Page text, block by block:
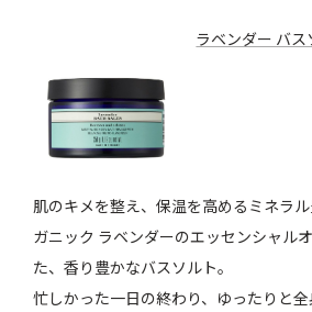
ラベンダー バ
肌のキメを整え、保温を高めるミネラ
ガニック ラベンダーのエッセンシャル
た、香り豊かなバスソルト。
忙しかった一日の終わり、ゆったりと